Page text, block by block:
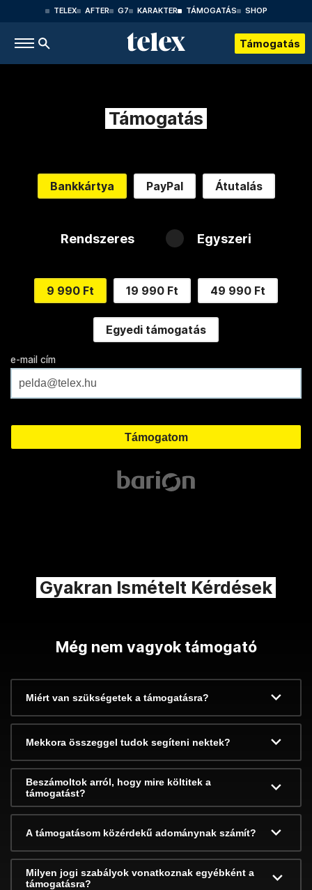
TELEX AFTER G7 KARAKTER TÁMOGATÁS SHOP
Támogatás
Támogatás
Bankkártya PayPal Átutalás
Rendszeres Egyszeri
9 990 Ft 19 990 Ft 49 990 Ft
Egyedi támogatás
e-mail cím
Gyakran Ismételt Kérdések
Még nem vagyok támogató
Miért van szükségetek a támogatásra?
Mekkora összeggel tudok segíteni nektek?
Beszámoltok arról, hogy mire költitek a
támogatást?
A támogatásom közérdekű adománynak számít?
Milyen jogi szabályok vonatkoznak egyébként a
támogatásra?